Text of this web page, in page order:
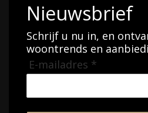
Nieuwsbrief
Schrijf u nu in, en
woontrends en
E-mailadres *